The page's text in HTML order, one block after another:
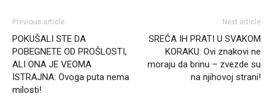
Previous article
POKUŠALI STE DA
POBEGNETE OD PROŠLOSTI,
ALI ONA JE VEOMA
ISTRAJNA: Ovoga puta nema
milosti!
Next article
SREĆA IH PRATI U SVAKOM
KORAKU: Ovi znakovi ne
moraju da brinu – zvezde su
na njihovoj strani!